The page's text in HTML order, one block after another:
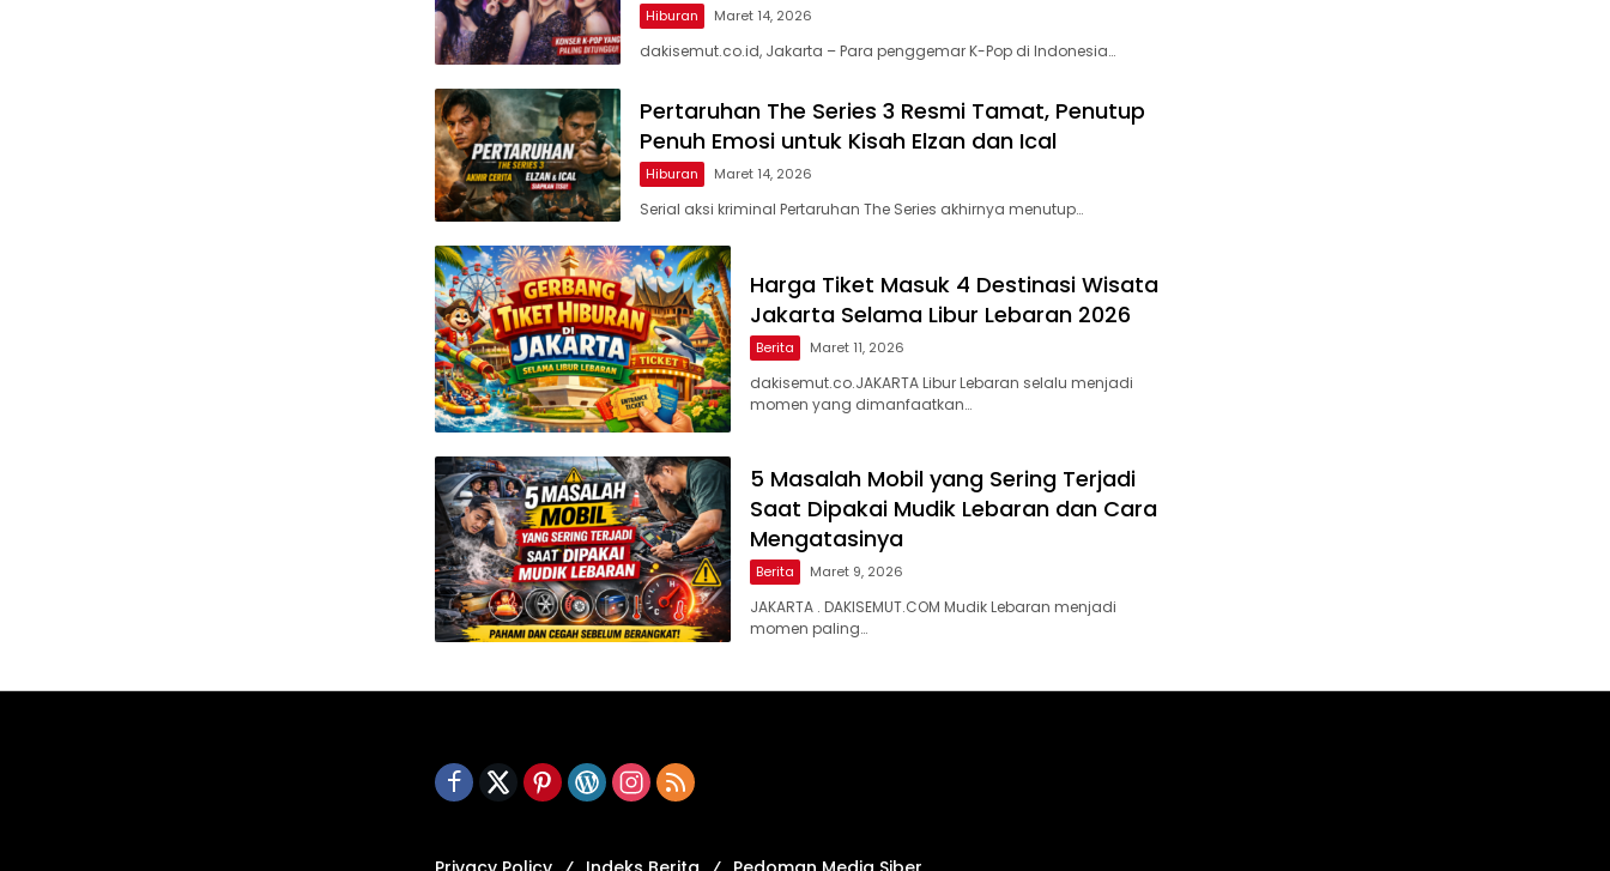
Hiburan Maret 14, 2026
dakisemut.co.id, Jakarta – Para penggemar K-Pop di Indonesia…
Pertaruhan The Series 3 Resmi Tamat, Penutup
Penuh Emosi untuk Kisah Elzan dan Ical
Hiburan Maret 14, 2026
Serial aksi kriminal Pertaruhan The Series akhirnya menutup…
Harga Tiket Masuk 4 Destinasi Wisata
Jakarta Selama Libur Lebaran 2026
Berita Maret 11, 2026
dakisemut.co.JAKARTA Libur Lebaran selalu menjadi
momen yang dimanfaatkan…
5 Masalah Mobil yang Sering Terjadi
Saat Dipakai Mudik Lebaran dan Cara
Mengatasinya
Berita Maret 9, 2026
JAKARTA . DAKISEMUT.COM Mudik Lebaran menjadi
momen paling…